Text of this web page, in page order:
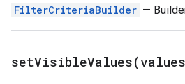
FilterCriteriaBuilder —
setVisibleValues(